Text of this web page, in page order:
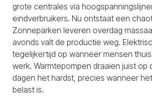
grote centrales via
eindverbruikers. Nu ontstaat een
Zonneparken leveren overdag
avonds valt de productie weg.
tegelijkertijd op wanneer mensen
werk. Warmtepompen draaien juist op
dagen het hardst, precies wanneer
belast is.